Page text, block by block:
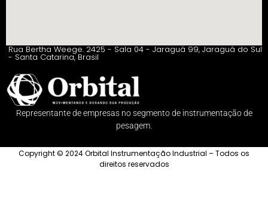
Rua Bertha Weege. 2425 - Sala 04 - Jaraguá 99, Jaraguá do Sul
- Santa Catarina, Brasil
Representante de empresas no segmento de instrumentação de
pesagem.
Copyright © 2024 Orbital Instrumentação Industrial – Todos os
direitos reservados